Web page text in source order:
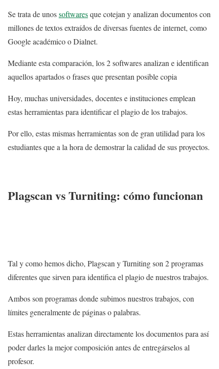
Se trata de unossoftwaresque cotejan y analizan documentos con
millones de textos extraídos de diversas fuentes de internet, como
Google académico o Dialnet.
Mediante esta comparación, los 2 softwares analizan e identifican
aquellos apartados o frases que presentan posible copia
Hoy, muchas universidades, docentes e instituciones emplean
estas herramientas para identificar el plagio de los trabajos.
Por ello, estas mismas herramientas son de gran utilidad para los
estudiantes que a la hora de demostrar la calidad de sus proyectos.
Plagscan vs Turniting: cómo funcionan
Tal y como hemos dicho, Plagscan y Turniting son 2 programas
diferentes que sirven para identifica el plagio de nuestros trabajos.
Ambos son programas donde subimos nuestros trabajos, con
límites generalmente de páginas o palabras.
Estas herramientas analizan directamente los documentos para así
poder darles la mejor composición antes de entregárselos al
profesor.